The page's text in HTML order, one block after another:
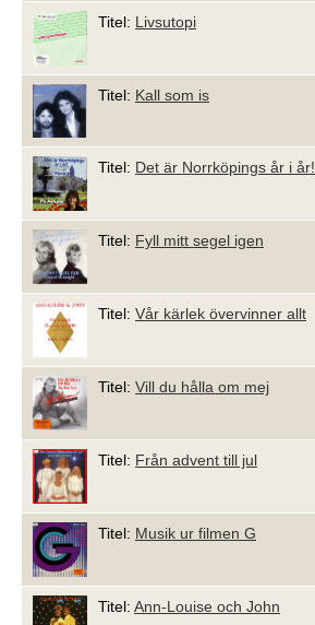
Titel: Livsutopi
Titel: Kall som is
Titel: Det är Norrköpings år i år!
Titel: Fyll mitt segel igen
Titel: Vår kärlek övervinner allt
Titel: Vill du hålla om mej
Titel: Från advent till jul
Titel: Musik ur filmen G
Titel: Ann-Louise och John